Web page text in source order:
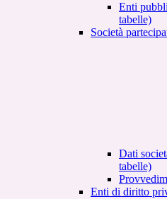
Enti
tabelle)
Società
Dati
tabelle)
Enti di diritto